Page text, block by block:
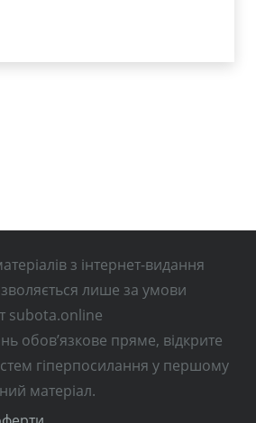
з інтернет-видання
лише за умови
subota.online
обов’язкове пряме, відкрите
гіперпосилання у першому
матеріал.